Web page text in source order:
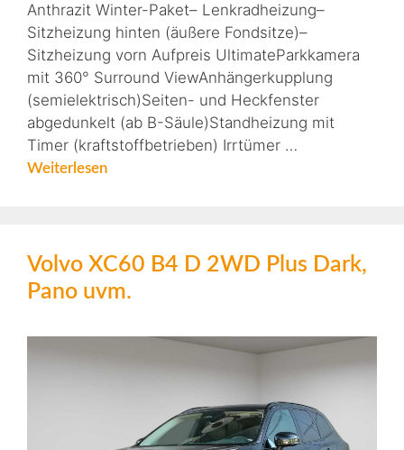
Anthrazit Winter-Paket– Lenkradheizung–
Sitzheizung hinten (äußere Fondsitze)–
Sitzheizung vorn Aufpreis UltimateParkkamera
mit 360° Surround ViewAnhängerkupplung
(semielektrisch)Seiten- und Heckfenster
abgedunkelt (ab B-Säule)Standheizung mit
Timer (kraftstoffbetrieben) Irrtümer …
Weiterlesen
Volvo XC60 B4 D 2WD Plus Dark,
Pano uvm.